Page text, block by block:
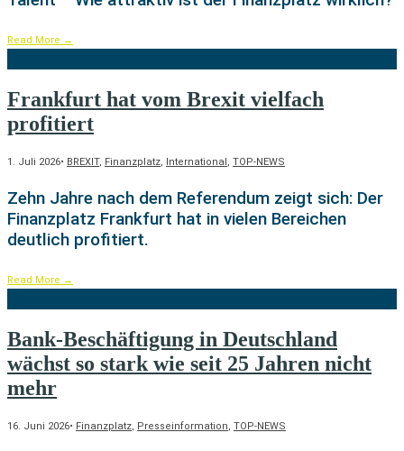
Read More →
Frankfurt hat vom Brexit vielfach
profitiert
1. Juli 2026• BREXIT, Finanzplatz, International , TOP-NEWS
Zehn Jahre nach dem Referendum zeigt sich: Der
Finanzplatz Frankfurt hat in vielen Bereichen
deutlich profitiert.
Read More →
Bank-Beschäftigung in Deutschland
wächst so stark wie seit 25 Jahren nicht
mehr
16. Juni 2026• Finanzplatz, Presseinformation, TOP-NEWS